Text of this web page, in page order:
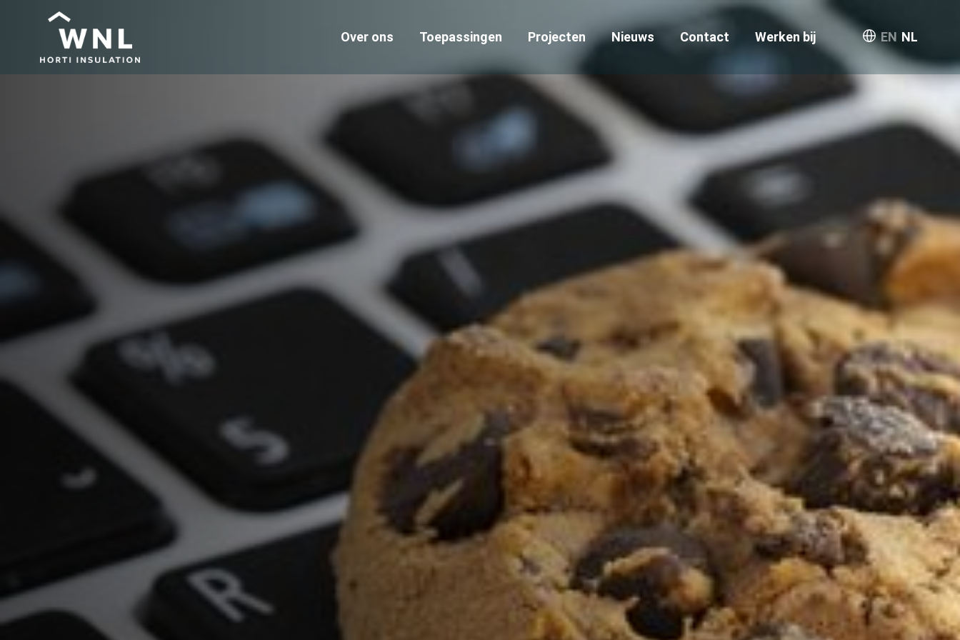
Over ons Toepassingen Projecten Nieuws Contact Werken bij EN NL